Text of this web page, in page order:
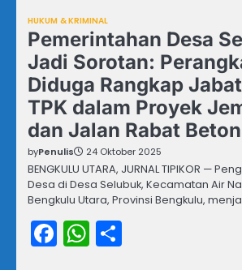
HUKUM & KRIMINAL
Pemerintahan Desa
Jadi Sorotan:
Diduga Rangkap
TPK dalam Proyek
dan Jalan Rabat Beton
byPenulis 24 Oktober 2025
BENGKULU UTARA, JURNAL TIPIKOR —
Desa di Desa Selubuk, Kecamatan Air
Bengkulu Utara, Provinsi Bengkulu,
Facebook
WhatsApp